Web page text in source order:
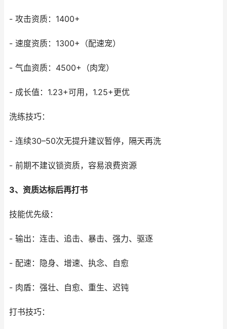
- 攻击资质：1400+
- 速度资质：1300+（配速宠）
- 气血资质：4500+（肉宠）
- 成长值：1.23+可用，1.25+更优
洗练技巧：
- 连续30–50次无提升建议暂停，隔天再洗
- 前期不建议锁资质，容易浪费资源
3、资质达标后再打书
技能优先级：
- 输出：连击、追击、暴击、强力、驱逐
- 配速：隐身、增速、执念、自愈
- 肉盾：强壮、自愈、重生、迟钝
打书技巧：